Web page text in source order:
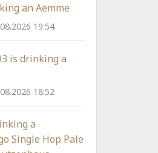
an Aemme
19:54
is drinking a
18:52
a
Single Hop Pale